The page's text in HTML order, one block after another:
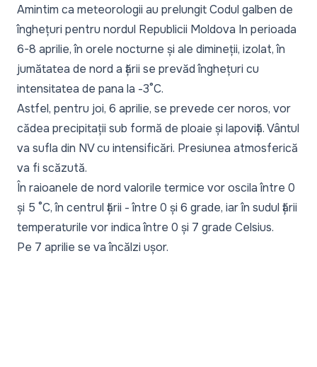
Amintim ca meteorologii au prelungit Codul galben de
înghețuri pentru nordul Republicii Moldova In perioada
6-8 aprilie, în orele nocturne și ale dimineții, izolat, în
jumătatea de nord a țării se prevăd înghețuri cu
intensitatea de pana la -3°C.
Astfel, pentru joi, 6 aprilie, se prevede cer noros, vor
cădea precipitații sub formă de ploaie și lapoviță. Vântul
va sufla din NV cu intensificări. Presiunea atmosferică
va fi scăzută.
În raioanele de nord valorile termice vor oscila între 0
și 5 °C, în centrul țării - între 0 și 6 grade, iar în sudul țării
temperaturile vor indica între 0 și 7 grade Celsius.
Pe 7 aprilie se va încălzi ușor.